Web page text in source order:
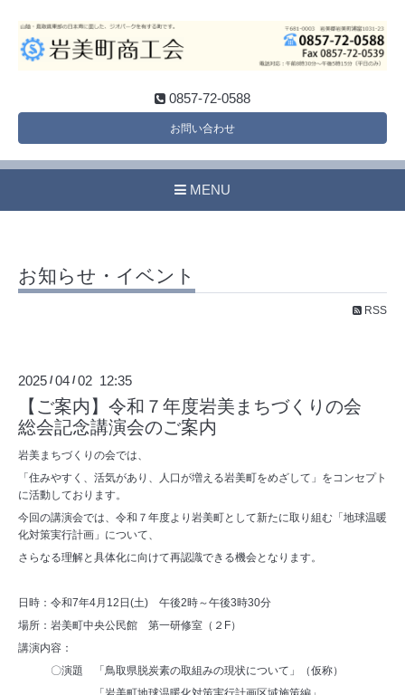
0857-72-0588
お問い合わせ
MENU
お知らせ・イベント
RSS
2025 /04 /02 12:35
【ご案内】令和７年度岩美まちづくりの会
総会記念講演会のご案内
岩美まちづくりの会では、
「住みやすく、活気があり、人口が増える岩美町をめざして」をコンセプト
に活動しております。
今回の講演会では、令和７年度より岩美町として新たに取り組む「地球温暖
化対策実行計画」について、
さらなる理解と具体化に向けて再認識できる機会となります。
日時：令和7年4月12日(土) 午後2時～午後3時30分
場所：岩美町中央公民館 第一研修室（２F）
講演内容：
〇演題 「鳥取県脱炭素の取組みの現状について」（仮称）